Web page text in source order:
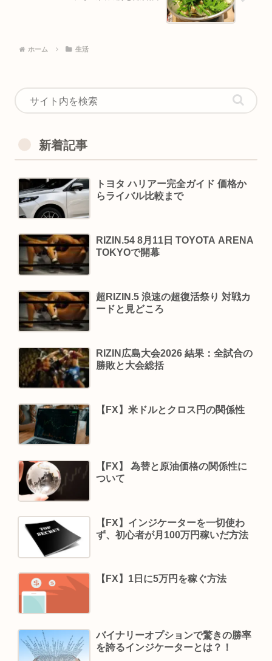
ホーム 生活
新着記事
トヨタ ハリアー完全ガイド 価格か
らライバル比較まで
RIZIN.54 8月11日 TOYOTA ARENA
TOKYOで開幕
超RIZIN.5 浪速の超復活祭り 対戦カ
ードと見どころ
RIZIN広島大会2026 結果：全試合の
勝敗と大会総括
【FX】米ドルとクロス円の関係性
【FX】 為替と原油価格の関係性に
ついて
【FX】インジケーターを一切使わ
ず、初心者が月100万円稼いだ方法
【FX】1日に5万円を稼ぐ方法
バイナリーオプションで驚きの勝率
を誇るインジケーターとは？！